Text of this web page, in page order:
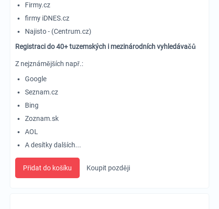
Firmy.cz
firmy iDNES.cz
Najisto - (Centrum.cz)
Registraci do 40+ tuzemských i mezinárodních vyhledávačů
Z nejznámějších např.:
Google
Seznam.cz
Bing
Zoznam.sk
AOL
A desítky dalších...
Přidat do košíku Koupit později